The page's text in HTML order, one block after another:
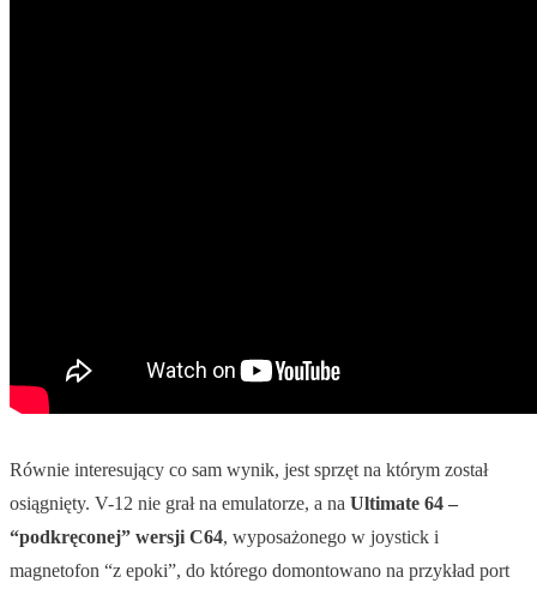
Równie interesujący co sam wynik, jest sprzęt na którym został
osiągnięty. V-12 nie grał na emulatorze, a na Ultimate 64 –
“podkręconej” wersji C64, wyposażonego w joystick i
magnetofon “z epoki”, do którego domontowano na przykład port